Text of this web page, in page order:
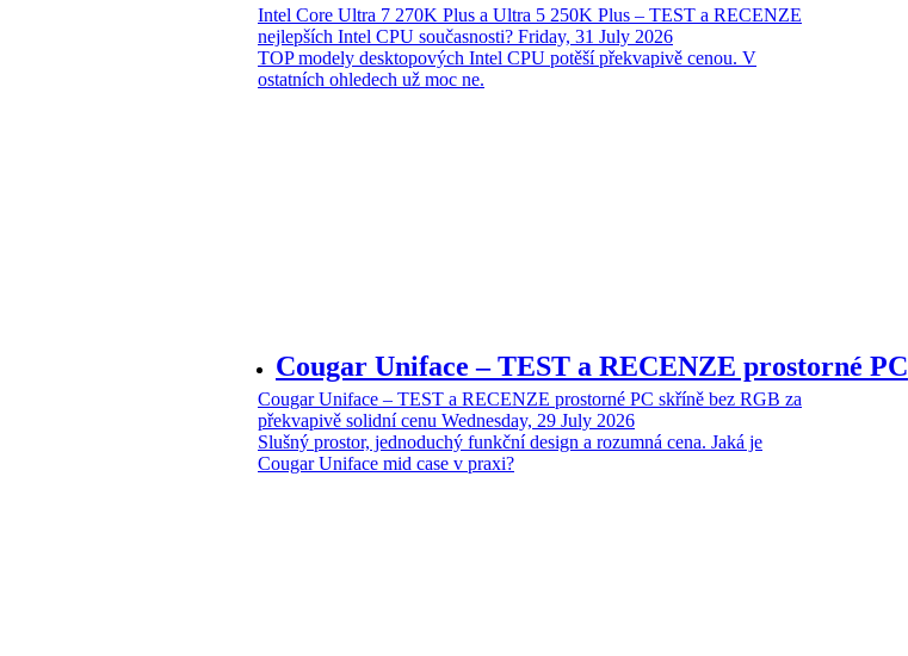
Intel Core Ultra 7 270K Plus a Ultra 5 250K Plus – TEST a RECENZE
nejlepších Intel CPU současnosti? Friday, 31 July 2026
TOP modely desktopových Intel CPU potěší překvapivě cenou. V
ostatních ohledech už moc ne.
Cougar Uniface – TEST a RECENZE prostorné PC
Cougar Uniface – TEST a RECENZE prostorné PC skříně bez RGB za
překvapivě solidní cenu Wednesday, 29 July 2026
Slušný prostor, jednoduchý funkční design a rozumná cena. Jaká je
Cougar Uniface mid case v praxi?